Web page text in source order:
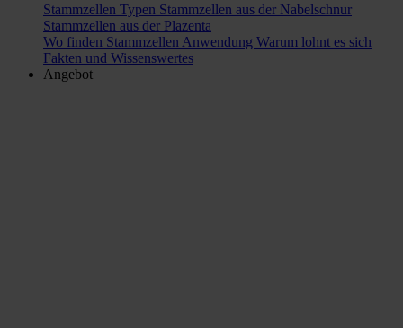
Stammzellen Typen Stammzellen aus der Nabelschnur
Stammzellen aus der Plazenta
Wo finden Stammzellen Anwendung Warum lohnt es sich
Fakten und Wissenswertes
Angebot